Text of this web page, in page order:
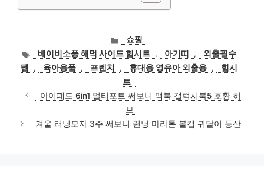
카
테
고
리
쇼핑
태베이비소풍 해먹 사이드 힙시트 , 아기띠 ,
외출필수
템
, 육아용품 , 프렌치 , 휴대용 영유아 외출용 ,
힙시
트
아이패드 6in1 멀티포트 써보니 맥북 갤럭시북5 호환 허
브
겨울 러닝모자 3주 써보니 런닝 마라톤 볼캡 귀달이 등산